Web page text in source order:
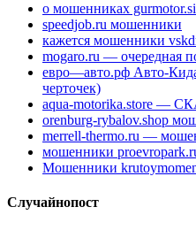
о мошенниках
speedjob.ru мошенники
кажется мошенники
mogaro.ru — очередная
евро—авто.рф Авто-
черточек)
aqua-motorika.store —
orenburg-rybalov.shop
merrell-thermo.ru —
мошенники
Мошенники
Случайнопост